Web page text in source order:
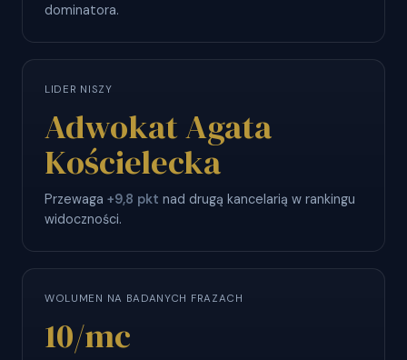
dominatora.
LIDER NISZY
Adwokat Agata
Kościelecka
Przewaga +9,8 pkt nad drugą kancelarią w rankingu
widoczności.
WOLUMEN NA BADANYCH FRAZACH
10/mc